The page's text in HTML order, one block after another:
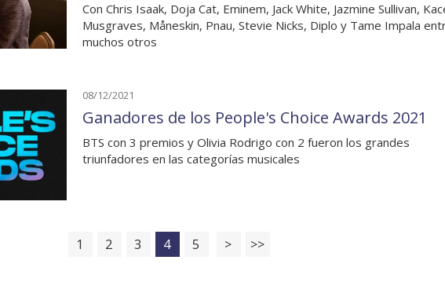
Con Chris Isaak, Doja Cat, Eminem, Jack White, Jazmine Sullivan,
Musgraves, Måneskin, Pnau, Stevie Nicks, Diplo y Tame Impala
muchos otros
08/12/2021
Ganadores de los People's Choice Awards 2021
BTS con 3 premios y Olivia Rodrigo con 2 fueron los grandes
triunfadores en las categorías musicales
1 2 3 4 5 > >>